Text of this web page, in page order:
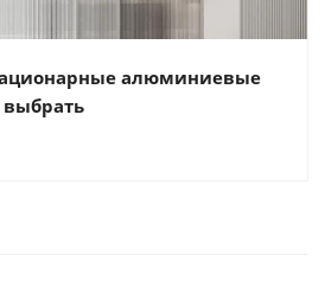
алюминиевые
выбрать